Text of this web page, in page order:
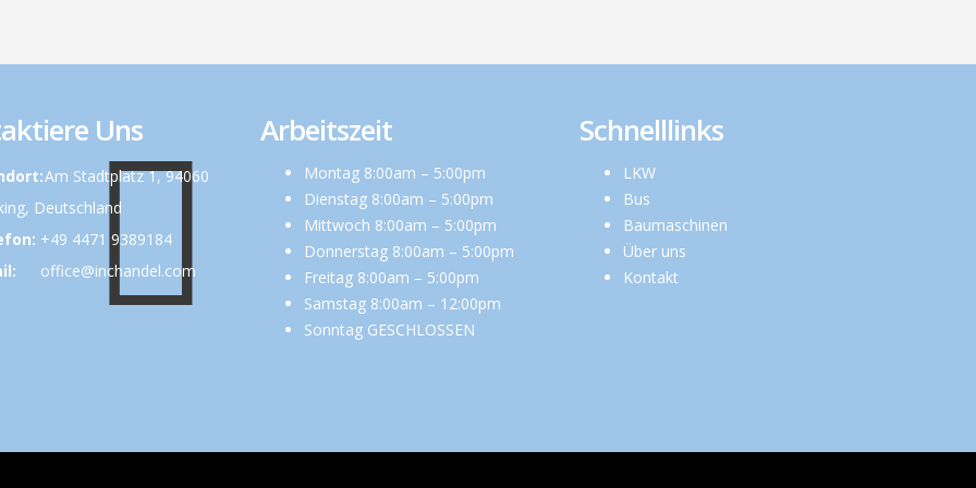
Uns
Am Stadtplatz 1, 94060
Deutschland
+49 4471 9389184
office@inchandel.com
Arbeitszeit
Montag 8:00am – 5:00pm
Dienstag 8:00am – 5:00pm
Mittwoch 8:00am – 5:00pm
Donnerstag 8:00am – 5:00pm
Freitag 8:00am – 5:00pm
Samstag 8:00am – 12:00pm
Sonntag GESCHLOSSEN
Schnelllinks
LKW
Bus
Baumaschinen
Über uns
Kontakt